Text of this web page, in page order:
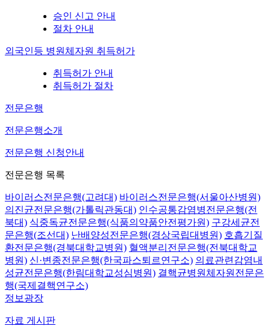
승인 신고 안내
절차 안내
외국인등 병원체자원 취득허가
취득허가 안내
취득허가 절차
전문은행
전문은행소개
전문은행 신청안내
전문은행 목록
바이러스전문은행(고려대) 바이러스전문은행(서울아산병원)
의진균전문은행(가톨릭관동대) 인수공통감염병전문은행(전
북대) 식중독균전문은행(식품의약품안전평가원) 구강세균전
문은행(조선대) 난배양성전문은행(경상국립대병원) 호흡기질
환전문은행(경북대학교병원) 혈액분리전문은행(전북대학교
병원) 신·변종전문은행(한국파스퇴르연구소) 의료관련감염내
성균전문은행(한림대학교성심병원) 결핵균병원체자원전문은
행(국제결핵연구소)
정보광장
자료 게시판